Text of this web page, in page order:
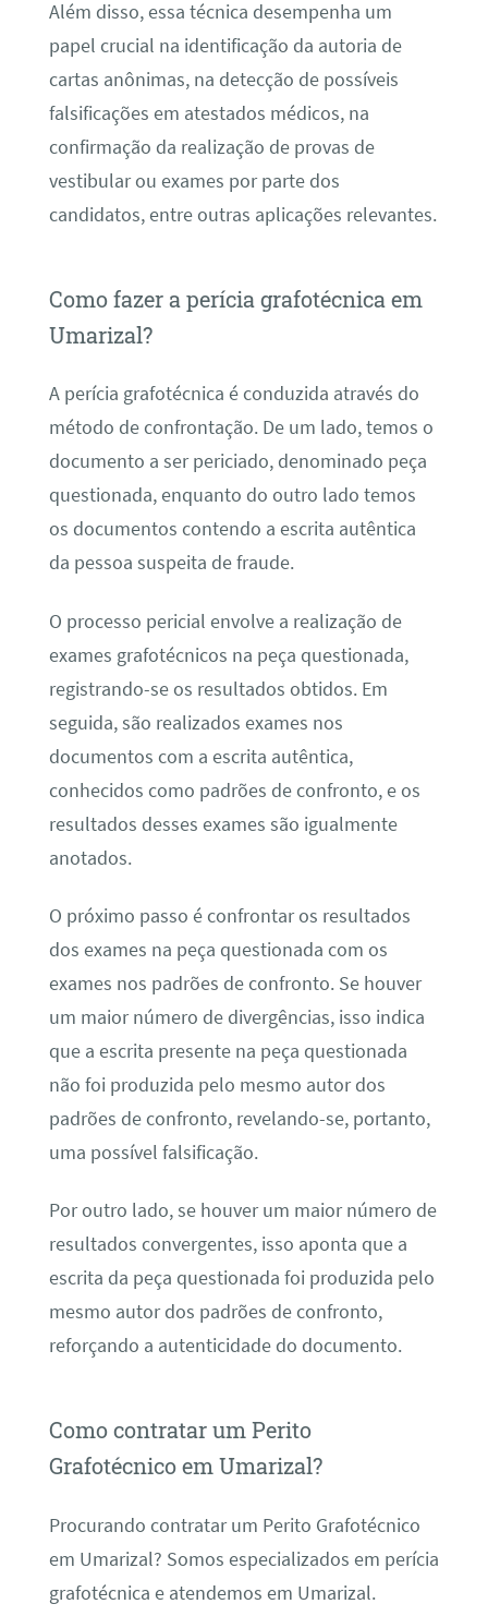
Além disso, essa técnica desempenha um
papel crucial na identificação da autoria de
cartas anônimas, na detecção de possíveis
falsificações em atestados médicos, na
confirmação da realização de provas de
vestibular ou exames por parte dos
candidatos, entre outras aplicações relevantes.
Como fazer a perícia grafotécnica em
Umarizal?
A perícia grafotécnica é conduzida através do
método de confrontação. De um lado, temos o
documento a ser periciado, denominado peça
questionada, enquanto do outro lado temos
os documentos contendo a escrita autêntica
da pessoa suspeita de fraude.
O processo pericial envolve a realização de
exames grafotécnicos na peça questionada,
registrando-se os resultados obtidos. Em
seguida, são realizados exames nos
documentos com a escrita autêntica,
conhecidos como padrões de confronto, e os
resultados desses exames são igualmente
anotados.
O próximo passo é confrontar os resultados
dos exames na peça questionada com os
exames nos padrões de confronto. Se houver
um maior número de divergências, isso indica
que a escrita presente na peça questionada
não foi produzida pelo mesmo autor dos
padrões de confronto, revelando-se, portanto,
uma possível falsificação.
Por outro lado, se houver um maior número de
resultados convergentes, isso aponta que a
escrita da peça questionada foi produzida pelo
mesmo autor dos padrões de confronto,
reforçando a autenticidade do documento.
Como contratar um Perito
Grafotécnico em Umarizal?
Procurando contratar um Perito Grafotécnico
em Umarizal? Somos especializados em perícia
grafotécnica e atendemos em Umarizal.